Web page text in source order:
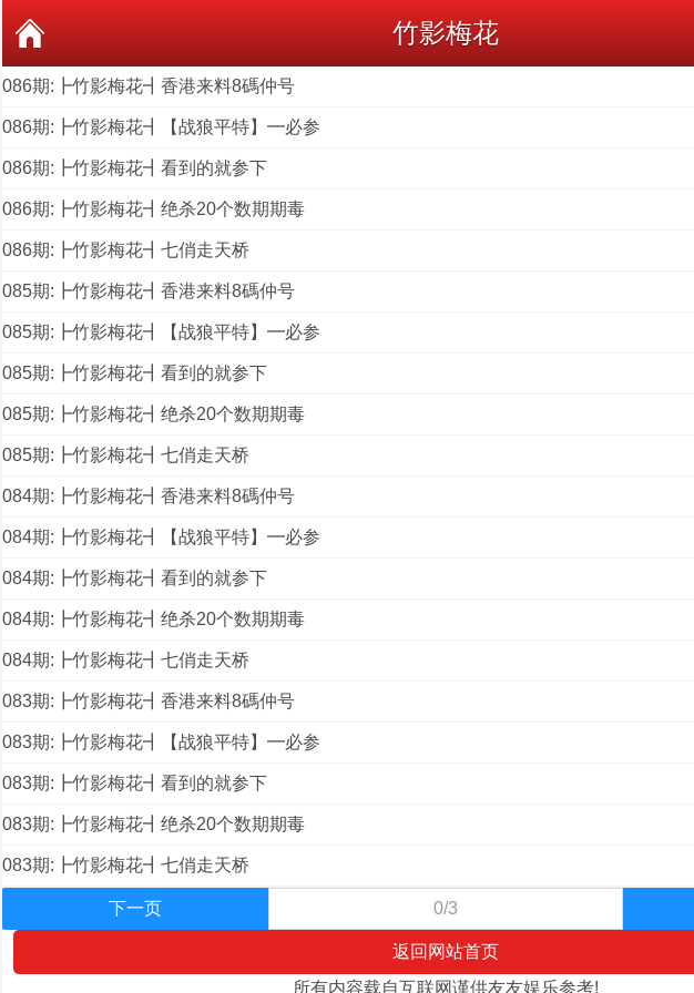
竹影梅花
086期:┣竹影梅花┫香港来料8碼仲号
086期:┣竹影梅花┫【战狼平特】━必参
086期:┣竹影梅花┫看到的就参下
086期:┣竹影梅花┫绝杀20个数期期毒
086期:┣竹影梅花┫七俏走天桥
085期:┣竹影梅花┫香港来料8碼仲号
085期:┣竹影梅花┫【战狼平特】━必参
085期:┣竹影梅花┫看到的就参下
085期:┣竹影梅花┫绝杀20个数期期毒
085期:┣竹影梅花┫七俏走天桥
084期:┣竹影梅花┫香港来料8碼仲号
084期:┣竹影梅花┫【战狼平特】━必参
084期:┣竹影梅花┫看到的就参下
084期:┣竹影梅花┫绝杀20个数期期毒
084期:┣竹影梅花┫七俏走天桥
083期:┣竹影梅花┫香港来料8碼仲号
083期:┣竹影梅花┫【战狼平特】━必参
083期:┣竹影梅花┫看到的就参下
083期:┣竹影梅花┫绝杀20个数期期毒
083期:┣竹影梅花┫七俏走天桥
下一页 0/3
返回网站首页
所有内容载自互联网谨供友友娱乐参考!